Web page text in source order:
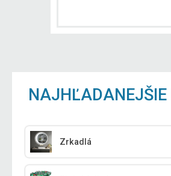
NAJHĽADANEJŠIE
Zrkadlá